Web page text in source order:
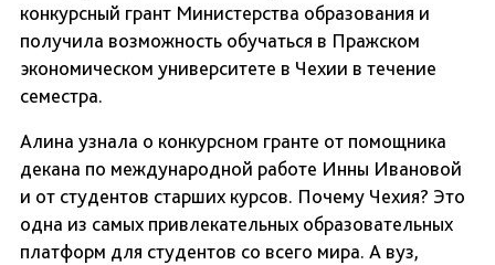
конкурсный грант Министерства образования и
получила возможность обучаться в Пражском
экономическом университете в Чехии в течение
семестра.
Алина узнала о конкурсном гранте от помощника
декана по международной работе Инны Ивановой
и от студентов старших курсов. Почему Чехия? Это
одна из самых привлекательных образовательных
платформ для студентов со всего мира. А вуз,